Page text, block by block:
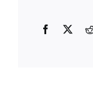
Facebook